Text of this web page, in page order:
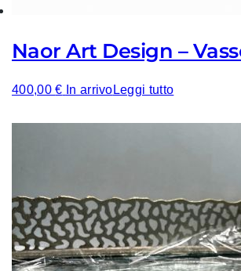
Naor Art Design –
400,00€ In arrivo Leggi tutto